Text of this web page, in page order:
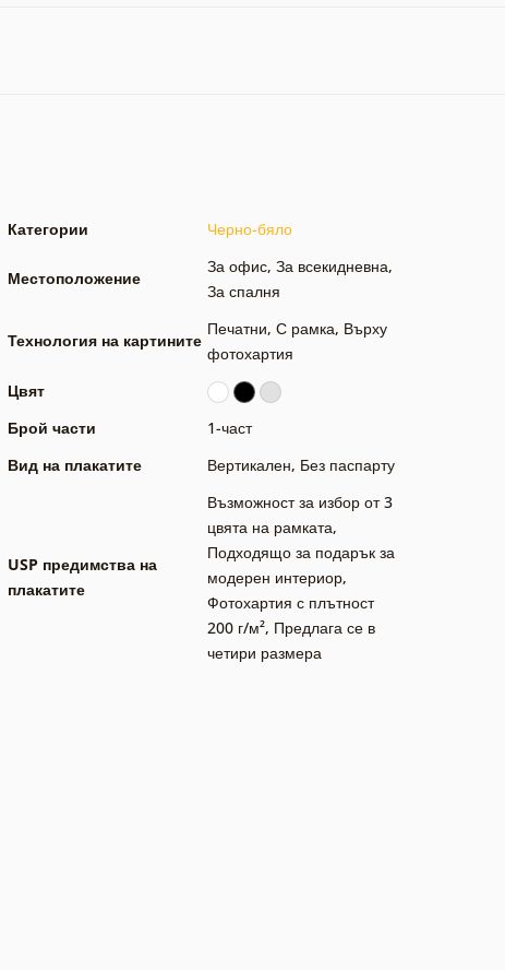
Категории Черно-бяло
Местоположение
За офис, За всекидневна,
За спалня
Технология на картините
Печатни, С рамка, Върху
фотохартия
Цвят
Брой части
1-част
Вид на плакатите
Вертикален, Без паспарту
USP предимства на
плакатите
Възможност за избор от 3
цвята на рамката,
Подходящо за подарък за
модерен интериор,
Фотохартия с плътност
200 г/м², Предлага се в
четири размера